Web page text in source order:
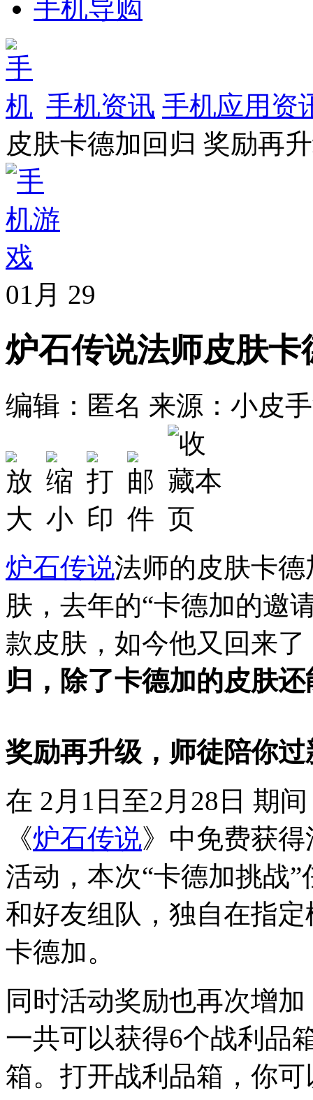
手机导购
手机资讯 手机应用资
皮肤卡德加回归 奖励再
01月 29
炉石传说法师皮肤
编辑：匿名 来源：小皮
炉石传说法师的皮肤卡
肤，去年的“卡德加的邀
款皮肤，如今他又回来了
归，除了卡德加的皮肤
奖励再升级，师徒陪你过
在 2月1日至2月28日 期
《炉石传说》中免费获
活动，本次“卡德加挑战
和好友组队，独自在指
卡德加。
同时活动奖励也再次增
一共可以获得6个战利品
箱。打开战利品箱，你可